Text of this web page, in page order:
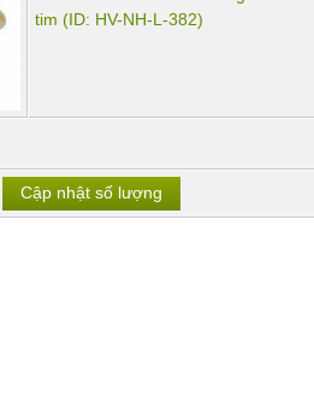
tim (ID: HV-NH-L-382)
Cập nhật số lượng